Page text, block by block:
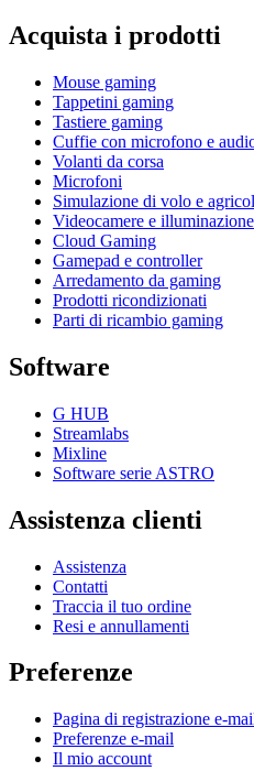
Acquista i prodotti
Mouse gaming
Tappetini gaming
Tastiere gaming
Cuffie con microfono e
Volanti da corsa
Microfoni
Simulazione di volo e
Videocamere e illuminazione
Cloud Gaming
Gamepad e controller
Arredamento da gaming
Prodotti ricondizionati
Parti di ricambio gaming
Software
G HUB
Streamlabs
Mixline
Software serie ASTRO
Assistenza clienti
Assistenza
Contatti
Traccia il tuo ordine
Resi e annullamenti
Preferenze
Pagina di registrazione e-
Preferenze e-mail
Il mio account